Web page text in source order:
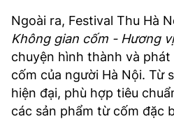
Ngoài ra, Festival Thu Hà
Không gian cốm - Hương
chuyện hình thành và
cốm của người Hà Nội. Từ
hiện đại, phù hợp tiêu
các sản phẩm từ cốm đặc